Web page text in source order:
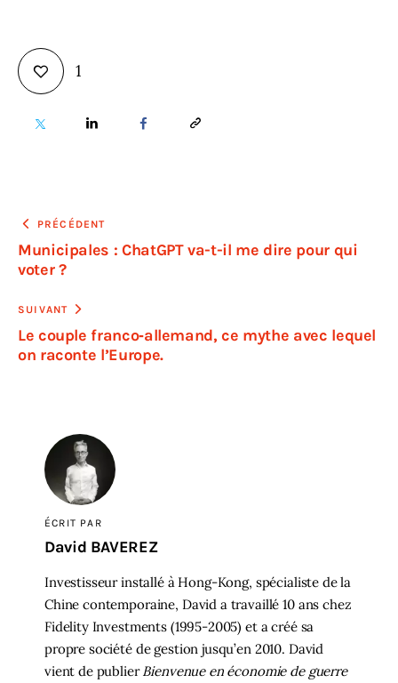
1
PRÉCÉDENT
Municipales : ChatGPT va-t-il me dire pour qui
voter ?
SUIVANT
Le couple franco‑allemand, ce mythe avec lequel
on raconte l’Europe.
ÉCRIT PAR
David BAVEREZ
Investisseur installé à Hong-Kong, spécialiste de la
Chine contemporaine, David a travaillé 10 ans chez
Fidelity Investments (1995-2005) et a créé sa
propre société de gestion jusqu’en 2010. David
vient de publierBienvenue en économie de guerre